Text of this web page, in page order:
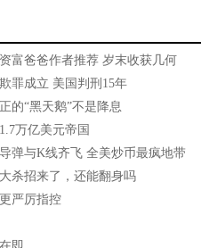
富爸爸作者推荐 岁末收获几何
罪成立 美国判刑15年
的“黑天鹅”不是降息
万亿美元帝国
弹与K线齐飞 全美炒币最疯地带
杀招来了，还能翻身吗
严厉指控